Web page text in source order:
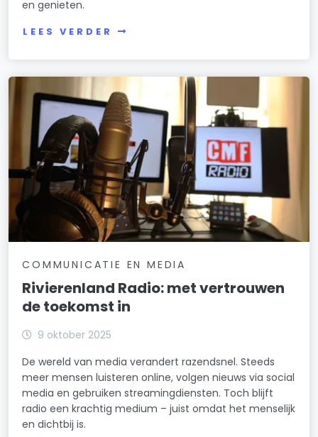
en genieten.
LEES VERDER
COMMUNICATIE EN MEDIA
Rivierenland Radio: met vertrouwen
de toekomst in
9 oktober 2025
De wereld van media verandert razendsnel. Steeds
meer mensen luisteren online, volgen nieuws via social
media en gebruiken streamingdiensten. Toch blijft
radio een krachtig medium – juist omdat het menselijk
en dichtbij is.